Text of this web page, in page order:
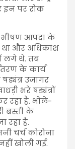
इन पर रोक
भीषण आपदा के
और अधिकांश
लगे थे. तब
के कार्य
उजागर
भरे षड्यंत्रों
रहा है. भोले-
बस्ती के
रहा है.
चर्च कोरोना
खोली गई.